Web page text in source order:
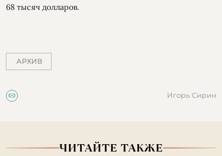
68 тысяч долларов.
АРХИВ
Игорь Сирин
ЧИТАЙТЕ ТАКЖЕ